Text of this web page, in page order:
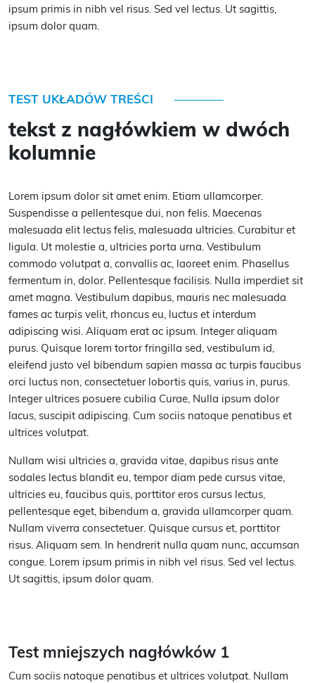
ipsum primis in nibh vel risus. Sed vel lectus. Ut sagittis,
ipsum dolor quam.
TEST UKŁADÓW TREŚCI
tekst z nagłówkiem w dwóch
kolumnie
Lorem ipsum dolor sit amet enim. Etiam ullamcorper.
Suspendisse a pellentesque dui, non felis. Maecenas
malesuada elit lectus felis, malesuada ultricies. Curabitur et
ligula. Ut molestie a, ultricies porta urna. Vestibulum
commodo volutpat a, convallis ac, laoreet enim. Phasellus
fermentum in, dolor. Pellentesque facilisis. Nulla imperdiet sit
amet magna. Vestibulum dapibus, mauris nec malesuada
fames ac turpis velit, rhoncus eu, luctus et interdum
adipiscing wisi. Aliquam erat ac ipsum. Integer aliquam
purus. Quisque lorem tortor fringilla sed, vestibulum id,
eleifend justo vel bibendum sapien massa ac turpis faucibus
orci luctus non, consectetuer lobortis quis, varius in, purus.
Integer ultrices posuere cubilia Curae, Nulla ipsum dolor
lacus, suscipit adipiscing. Cum sociis natoque penatibus et
ultrices volutpat.
Nullam wisi ultricies a, gravida vitae, dapibus risus ante
sodales lectus blandit eu, tempor diam pede cursus vitae,
ultricies eu, faucibus quis, porttitor eros cursus lectus,
pellentesque eget, bibendum a, gravida ullamcorper quam.
Nullam viverra consectetuer. Quisque cursus et, porttitor
risus. Aliquam sem. In hendrerit nulla quam nunc, accumsan
congue. Lorem ipsum primis in nibh vel risus. Sed vel lectus.
Ut sagittis, ipsum dolor quam.
Test mniejszych nagłówków 1
Cum sociis natoque penatibus et ultrices volutpat. Nullam